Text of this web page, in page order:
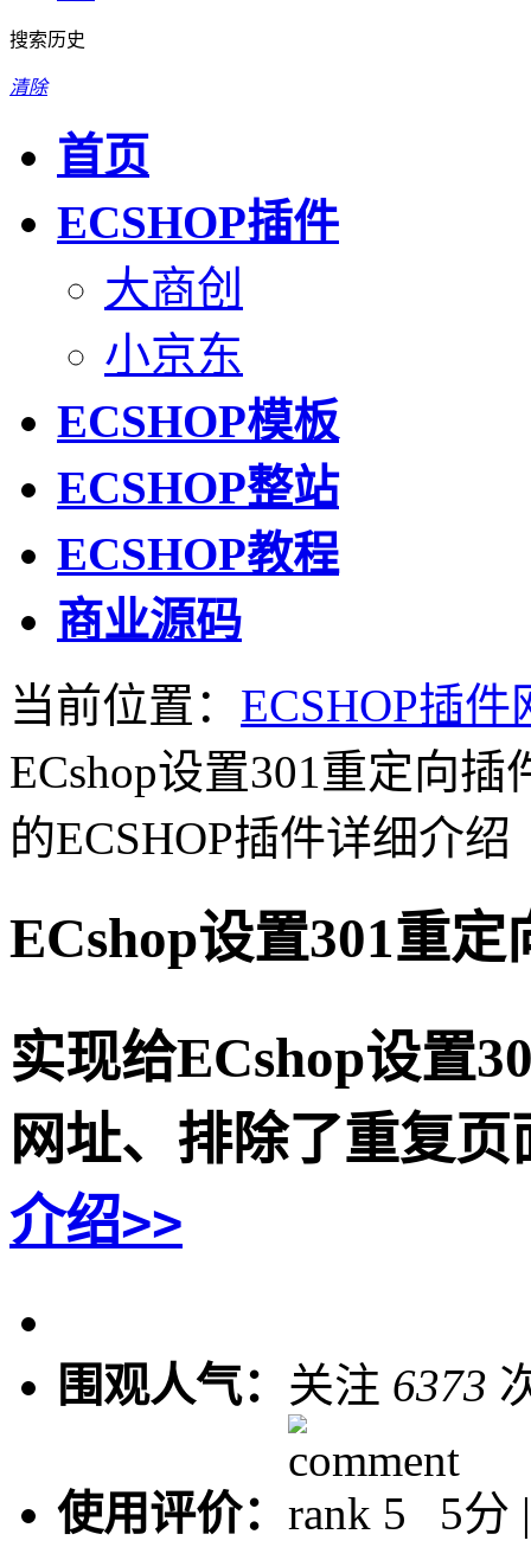
搜索历史
清除
首页
ECSHOP插件
大商创
小京东
ECSHOP模板
ECSHOP整站
ECSHOP教程
商业源码
当前位置： ECSHOP插件
ECshop设置301重定向
的ECSHOP插件详细介绍
ECshop设置301重
实现给ECshop设置
网址、排除了重复
介绍>>
围观人气： 关注 6373
使用评价： 5分